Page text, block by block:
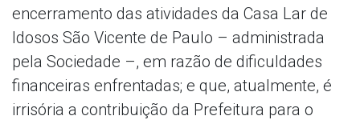
encerramento das atividades da Casa Lar de
Idosos São Vicente de Paulo – administrada
pela Sociedade –, em razão de dificuldades
financeiras enfrentadas; e que, atualmente, é
irrisória a contribuição da Prefeitura para o